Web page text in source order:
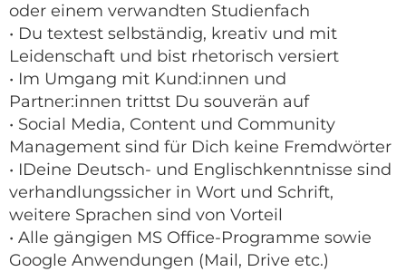
oder einem verwandten Studienfach
• Du textest selbständig, kreativ und mit
Leidenschaft und bist rhetorisch versiert
• Im Umgang mit Kund:innen und
Partner:innen trittst Du souverän auf
• Social Media, Content und Community
Management sind für Dich keine Fremdwörter
• IDeine Deutsch- und Englischkenntnisse sind
verhandlungssicher in Wort und Schrift,
weitere Sprachen sind von Vorteil
• Alle gängigen MS Office-Programme sowie
Google Anwendungen (Mail, Drive etc.)